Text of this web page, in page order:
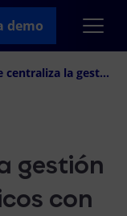
demo
Pimkie centraliza la gestión de sus flujos logísticos con Hardis WMS
gestión
con